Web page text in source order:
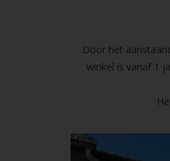
Door het
winkel is vanaf 1